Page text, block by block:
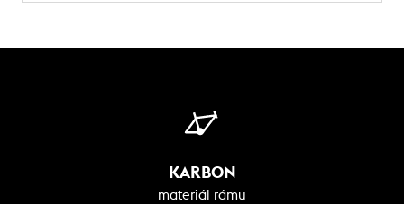
KARBON
materiál rámu